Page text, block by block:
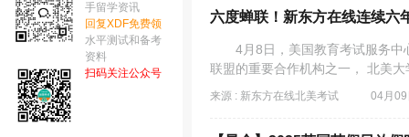
手留学资讯
回复XDF免费领
水平测试和备考
资料
扫码关注公众号
六度蝉联！新东方在线连续六
4月8日，美国教育考试服务中
联盟的重要合作机构之一， 北美
来源 : 新东方在线北美考试 04月